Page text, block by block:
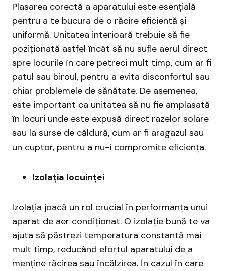
Plasarea corectă a aparatului este esențială
pentru a te bucura de o răcire eficientă și
uniformă. Unitatea interioară trebuie să fie
poziționată astfel încât să nu sufle aerul direct
spre locurile în care petreci mult timp, cum ar fi
patul sau biroul, pentru a evita disconfortul sau
chiar problemele de sănătate. De asemenea,
este important ca unitatea să nu fie amplasată
în locuri unde este expusă direct razelor solare
sau la surse de căldură, cum ar fi aragazul sau
un cuptor, pentru a nu-i compromite eficiența.
Izolația locuinței
Izolația joacă un rol crucial în performanța unui
aparat de aer condiționat. O izolație bună te va
ajuta să păstrezi temperatura constantă mai
mult timp, reducând efortul aparatului de a
menține răcirea sau încălzirea. În cazul în care